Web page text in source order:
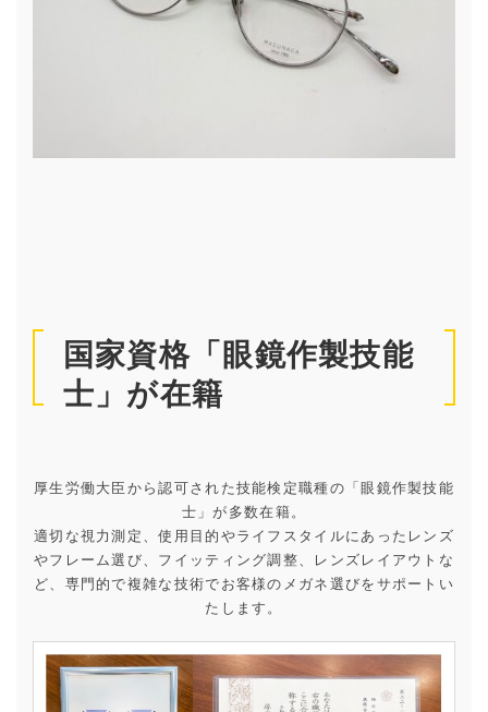
国家資格「眼鏡作製技能
士」が在籍
厚生労働大臣から認可された技能検定職種の「眼鏡作製技能
士」が多数在籍。
適切な視力測定、使用目的やライフスタイルにあったレンズ
やフレーム選び、フイッティング調整、レンズレイアウトな
ど、専門的で複雑な技術でお客様のメガネ選びをサポートい
たします。